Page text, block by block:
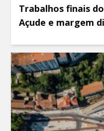
Trabalhos finais
Açude e margem